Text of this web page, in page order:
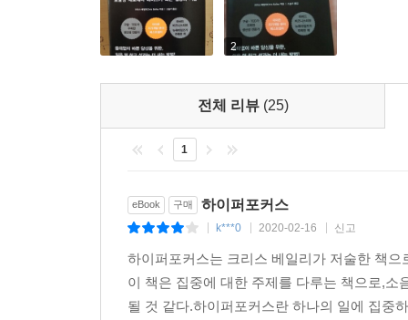
한다.
집중의 비법 그리고 번뜩이는 영감은 둘 다 멀
선물처럼 어렵게 느껴지기도 한다. 하지만 마법은
이 책은 생산성의 위기가 닥친 현실을 면밀히 진
때문에 이 책은 조직의 생산성 발전에 대한 고민
2
전체 리뷰 (25)
1
eBook 구매 하이퍼포커스
k***0 2020-02-16 신고
하이퍼포커스는 크리스 베일리가 저술한 책
이 책은 집중에 대한 주제를 다루는 책으로,
될 것 같다.하이퍼포커스란 하나의 일에 집중